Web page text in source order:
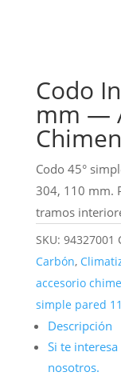
Codo
mm —
Codo 45°
304, 110 mm.
tramos
SKU: 94327001
Carbón,
accesorio
simple pared
Descripción
Si te
nosotros.